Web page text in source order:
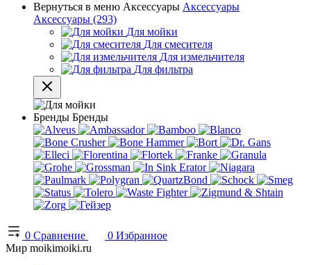
Вернуться в меню Аксессуары Аксессуары
Аксессуары (293)
Для мойки
Для смесителя
Для измельчителя
Для фильтра
Бренды Бренды
0 Сравнение 0 Избранное
Мир moikimoiki.ru